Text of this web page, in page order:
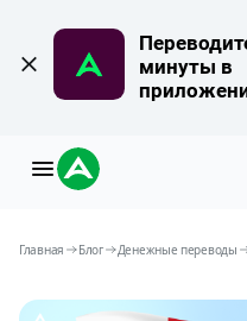
минуты в
Главная Блог Денежные переводы